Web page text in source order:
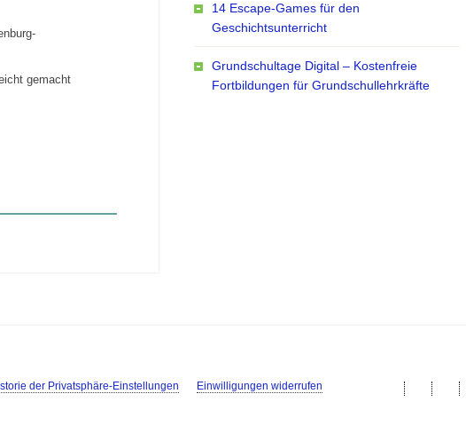
gemacht
14 Escape-Games für den
Geschichtsunterricht
Grundschultage Digital – Kostenfreie
Fortbildungen für Grundschullehrkräfte
der Privatsphäre-Einstellungen Einwilligungen widerrufen